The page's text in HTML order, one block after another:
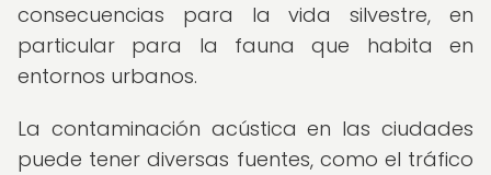
consecuencias para la vida silvestre, en
particular para la fauna que habita en
entornos urbanos.
La contaminación acústica en las ciudades
puede tener diversas fuentes, como el tráfico